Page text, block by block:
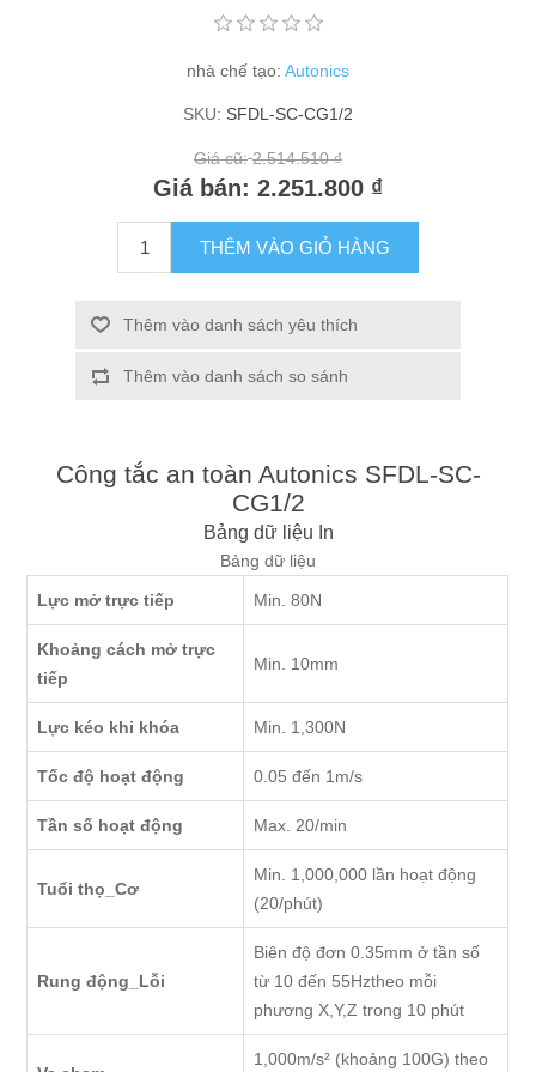
nhà chế tạo: Autonics
SKU: SFDL-SC-CG1/2
Giá cũ: 2.514.510 ₫
Giá bán: 2.251.800 ₫
THÊM VÀO GIỎ HÀNG
Thêm vào danh sách yêu thích
Thêm vào danh sách so sánh
Công tắc an toàn Autonics SFDL-SC-
CG1/2
Bảng dữ liệu In
Bảng dữ liệu
Lực mở trực tiếp Min. 80N
Khoảng cách mở trực
tiếp
Min. 10mm
Lực kéo khi khóa Min. 1,300N
Tốc độ hoạt động 0.05 đến 1m/s
Tần số hoạt động Max. 20/min
Tuổi thọ_Cơ
Min. 1,000,000 lần hoạt động
(20/phút)
Rung động_Lỗi
Biên độ đơn 0.35mm ở tần số
từ 10 đến 55Hztheo mỗi
phương X,Y,Z trong 10 phút
1,000m/s² (khoảng 100G) theo